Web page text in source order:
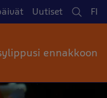
Uutiset Haku
FI
ennakkoon